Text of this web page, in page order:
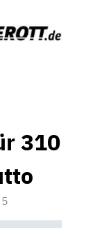
310